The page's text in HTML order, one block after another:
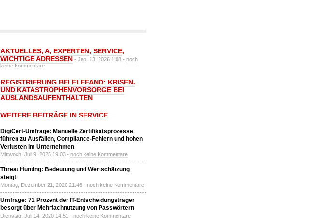
AKTUELLES, A, EXPERTEN, SERVICE,
WICHTIGE ADRESSEN - Jan. 13, 2026 1:08 - noch
keine Kommentare
REGISTRIERUNG BEI ELEFAND: KRISEN-
UND KATASTROPHENVORSORGE BEI
AUSLANDSAUFENTHALTEN
WEITERE BEITRÄGE IN SERVICE
DigiCert-Umfrage: Manuelle Zertifikatsprozesse
führen zu Ausfällen, Compliance-Fehlern und hohen
Verlusten im Unternehmen
Mittwoch, Juli 9, 2025 19:03 - noch keine Kommentare
Threat Hunting: Bedeutung und Wertschätzung
steigt
Montag, Dezember 21, 2020 21:46 - noch keine Kommentare
Umfrage: 71 Prozent der IT-Entscheidungsträger
besorgt über Mehrfachnutzung von Passwörtern
Dienstag, Juli 14, 2020 14:51 - noch keine Kommentare